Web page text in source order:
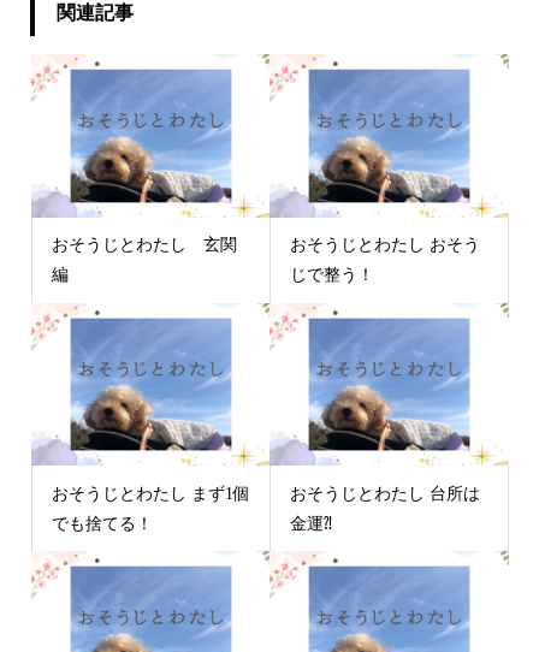
関連記事
おそうじとわたし 玄関
編
おそうじとわたし おそう
じで整う！
おそうじとわたし まず1個
でも捨てる！
おそうじとわたし 台所は
金運⁈